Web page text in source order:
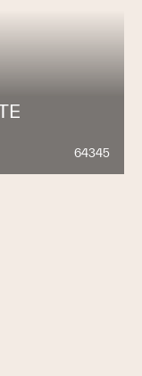
64345